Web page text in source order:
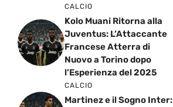
CALCIO
Kolo Muani Ritorna alla
Juventus: L’Attaccante
Francese Atterra di
Nuovo a Torino dopo
l’Esperienza del 2025
CALCIO
Martinez e il Sogno Inter: